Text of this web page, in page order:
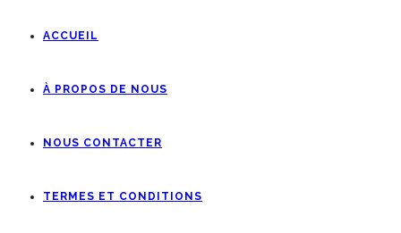
ACCUEIL
À PROPOS DE NOUS
NOUS CONTACTER
TERMES ET CONDITIONS